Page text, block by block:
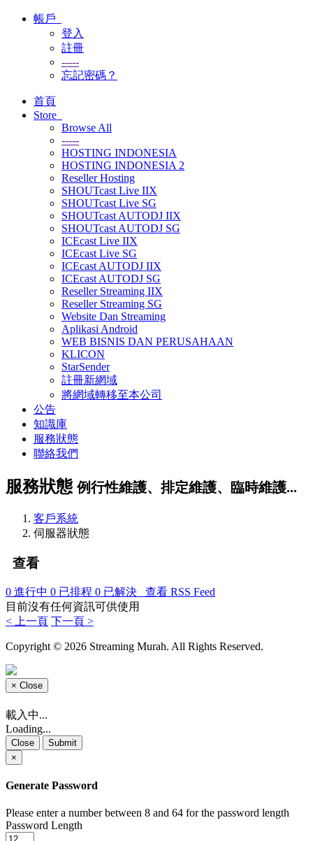
帳戶
登入
註冊
-----
忘記密碼？
首頁
Store
Browse All
-----
HOSTING INDONESIA
HOSTING INDONESIA 2
Reseller Hosting
SHOUTcast Live IIX
SHOUTcast Live SG
SHOUTcast AUTODJ IIX
SHOUTcast AUTODJ SG
ICEcast Live IIX
ICEcast Live SG
ICEcast AUTODJ IIX
ICEcast AUTODJ SG
Reseller Streaming IIX
Reseller Streaming SG
Website Dan Streaming
Aplikasi Android
WEB BISNIS DAN PERUSAHAAN
KLICON
StarSender
註冊新網域
將網域轉移至本公司
公告
知識庫
服務狀態
聯絡我們
服務狀態 例行性維護、排定維護、臨時維護...
客戶系統
伺服器狀態
查看
0 進行中 0 已排程 0 已解決
查看 RSS Feed
目前沒有任何資訊可供使用
< 上一頁 下一頁 >
Copyright © 2026 Streaming Murah. All Rights Reserved.
× Close
載入中...
Loading...
Close
Submit
×
Generate Password
Please enter a number between 8 and 64 for the password length
Password Length